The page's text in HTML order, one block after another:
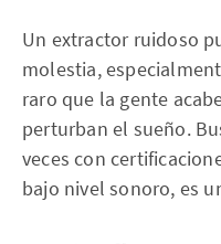
Un extractor ruidoso
molestia,
raro que la gente
perturban el sueño.
veces con
bajo nivel sonoro, es